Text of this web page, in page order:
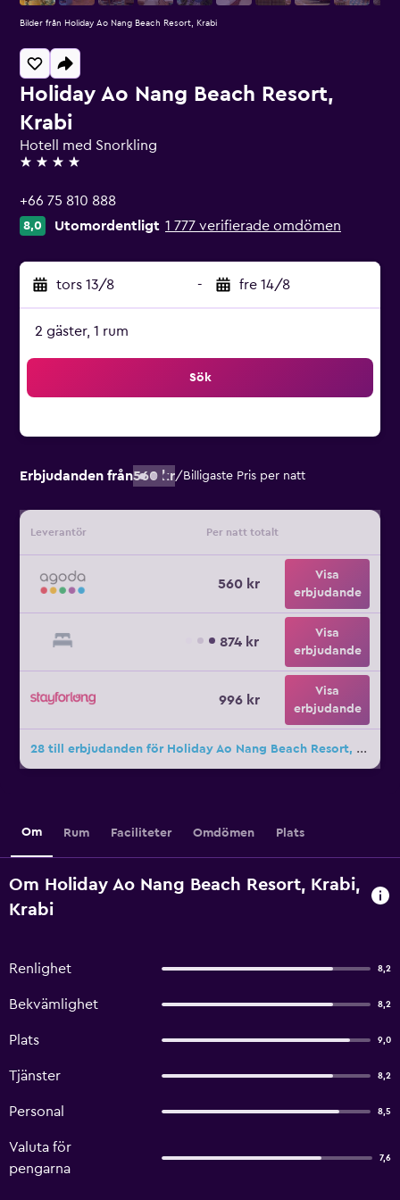
Holiday Ao Nang Beach Resort,
Krabi
Hotell med Snorkling
4 stjärnor
+66 75 810 888
8,0 Utomordentligt 1 777 verifierade omdömen
tors 13/8 - fre 14/8
2 gäster, 1 rum
Sök
Erbjudanden från560 kr/ Billigaste Pris per natt
Leverantör Per natt totalt
560 kr
Visa
erbjudande
874 kr
Visa
erbjudande
996 kr
Visa
erbjudande
28 till erbjudanden för Holiday Ao Nang Beach Resort, Krabi
Bilder från Holiday Ao Nang Beach Resort, Krabi
Om Rum Faciliteter Omdömen Plats
Om Holiday Ao Nang Beach Resort, Krabi,
Krabi
Renlighet 8,2
Bekvämlighet 8,2
Plats 9,0
Tjänster 8,2
Personal 8,5
Valuta för
pengarna
7,6